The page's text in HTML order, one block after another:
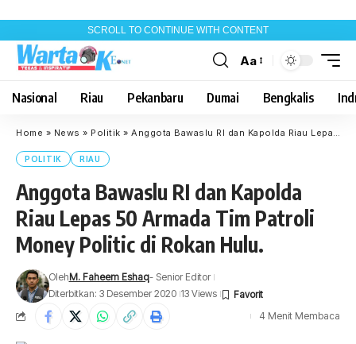
SCROLL TO CONTINUE WITH CONTENT
Font
Aa
Nasional Riau Pekanbaru Dumai Bengkalis
Home » News » Politik » Anggota Bawaslu RI dan Kapolda Riau Lepas 50 Armada Tim Patroli Money Politic di Rokan Hulu.
POLITIK RIAU
Anggota Bawaslu RI dan Kapolda
Riau Lepas 50 Armada Tim Patroli
Money Politic di Rokan Hulu.
OlehM. Faheem Eshaq- Senior Editor
Diterbitkan: 3 Desember 2020 13 Views
4 Menit Membaca